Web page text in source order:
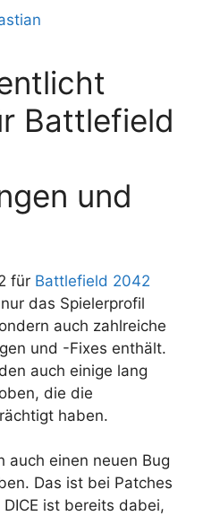
Battlefield
und
für Battlefield 2042
das Spielerprofil
auch zahlreiche
und -Fixes enthält.
auch einige lang
die die
haben.
auch einen neuen Bug
Das ist bei Patches
ist bereits dabei,